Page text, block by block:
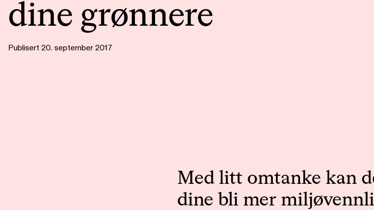
dine grønnere
Publisert 20. september 2017
Med litt omtanke kan
dine bli mer